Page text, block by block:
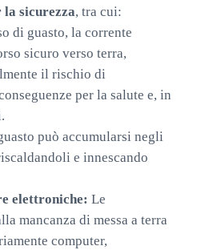
sicurezza, tra cui:
di guasto, la corrente
sicuro verso terra,
il rischio di
per la salute e, in
può accumularsi negli
e innescando
elettroniche: Le
mancanza di messa a terra
computer,